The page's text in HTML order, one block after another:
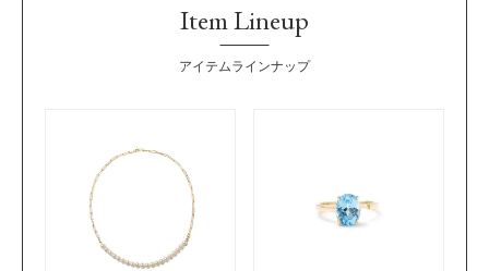
Item Lineup
アイテムラインナップ